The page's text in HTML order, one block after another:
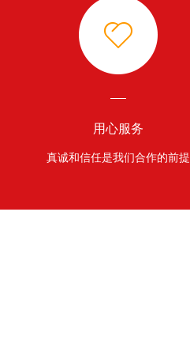
用心服务
真诚和信任是我们合作的前提